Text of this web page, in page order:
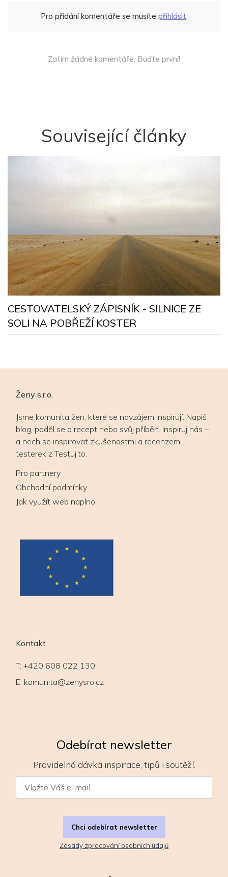
Pro přidání komentáře se musíte přihlásit.
Zatím žádné komentáře. Buďte první!
Související články
CESTOVATELSKÝ ZÁPISNÍK - SILNICE ZE
SOLI NA POBŘEŽÍ KOSTER
Ženy s.r.o.
Jsme komunita žen, které se navzájem inspirují. Napiš
blog, poděl se o recept nebo svůj příběh. Inspiruj nás –
a nech se inspirovat zkušenostmi a recenzemi
testerek z Testuj.to.
Pro partnery
Obchodní podmínky
Jak využít web naplno
Kontakt
T: +420 608 022 130
E: komunita@zenysro.cz
Odebírat newsletter
Pravidelná dávka inspirace, tipů i soutěží.
Chci odebírat newsletter
Zásady zpracování osobních údajů